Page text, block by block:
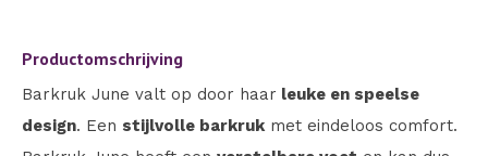
Productomschrijving
Barkruk June valt op door haar leuke en speelse
design. Een stijlvolle barkrukmet eindeloos comfort.